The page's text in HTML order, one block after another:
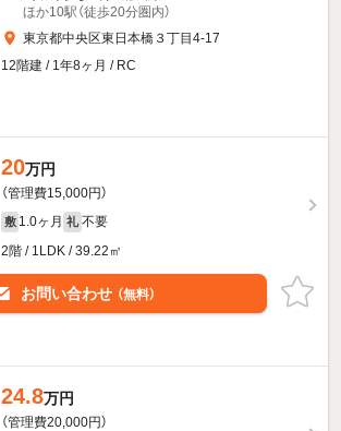
ほか10駅（徒歩20分圏内）
東京都中央区東日本橋３丁目4-17
12階建 / 1年8ヶ月 / RC
20万円
（管理費15,000円）
敷 1.0ヶ月 礼 不要
2階 / 1LDK / 39.22㎡
お問い合わせ （無料）
24.8万円
（管理費20,000円）